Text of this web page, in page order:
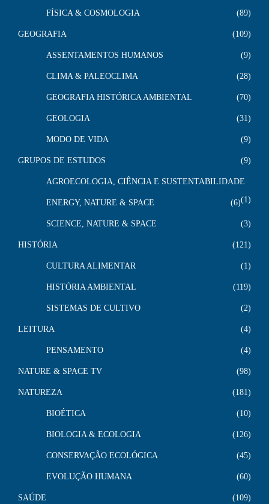
FÍSICA & COSMOLOGIA 89
GEOGRAFIA 109
ASSENTAMENTOS HUMANOS 9
CLIMA & PALEOCLIMA 28
GEOGRAFIA HISTÓRICA AMBIENTAL 70
GEOLOGIA 31
MODO DE VIDA 9
GRUPOS DE ESTUDOS 9
AGROECOLOGIA, CIÊNCIA E SUSTENTABILIDADE
1
ENERGY, NATURE & SPACE 6
SCIENCE, NATURE & SPACE 3
HISTÓRIA 121
CULTURA ALIMENTAR 1
HISTÓRIA AMBIENTAL 119
SISTEMAS DE CULTIVO 2
LEITURA 4
PENSAMENTO 4
NATURE & SPACE TV 98
NATUREZA 181
BIOÉTICA 10
BIOLOGIA & ECOLOGIA 126
CONSERVAÇÃO ECOLÓGICA 45
EVOLUÇÃO HUMANA 60
SAÚDE 109